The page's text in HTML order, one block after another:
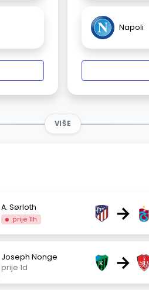
Napoli
VIŠE
A. Sørloth
prije 11h →
Joseph Nonge
prije 1d
→